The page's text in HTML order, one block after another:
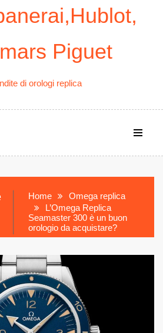
Piguet
di orologi replica
Home
Omega replica
L’Omega Replica
Seamaster 300 è un buon
orologio da acquistare?